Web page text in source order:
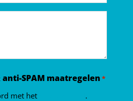
*
SPAM maatregelen *
met het .